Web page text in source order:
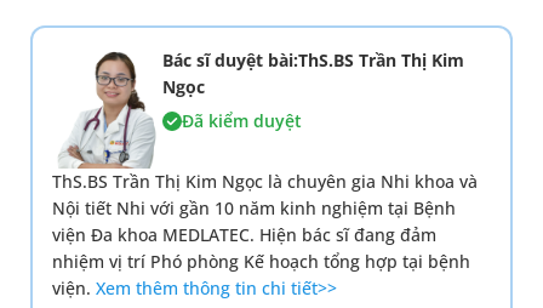
Bác sĩ duyệt bài:ThS.BS Trần Thị Kim
Ngọc
Đã kiểm duyệt
ThS.BS Trần Thị Kim Ngọc là chuyên gia Nhi khoa và
Nội tiết Nhi với gần 10 năm kinh nghiệm tại Bệnh
viện Đa khoa MEDLATEC. Hiện bác sĩ đang đảm
nhiệm vị trí Phó phòng Kế hoạch tổng hợp tại bệnh
viện. Xem thêm thông tin chi tiết>>